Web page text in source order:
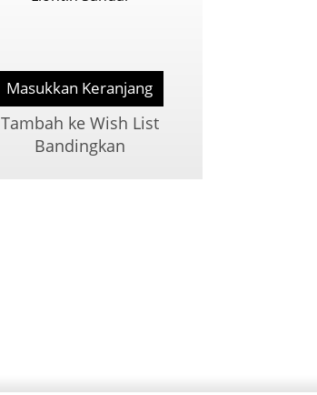
Masukkan Keranjang
Tambah ke Wish List
Bandingkan